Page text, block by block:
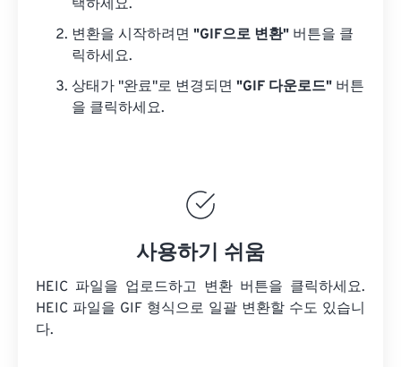
택하세요.
변환을 시작하려면 "GIF으로 변환" 버튼을 클
릭하세요.
상태가 "완료"로 변경되면 "GIF 다운로드" 버튼
을 클릭하세요.
사용하기 쉬움
HEIC 파일을 업로드하고 변환 버튼을 클릭하세요.
HEIC 파일을 GIF 형식으로 일괄 변환할 수도 있습니
다.